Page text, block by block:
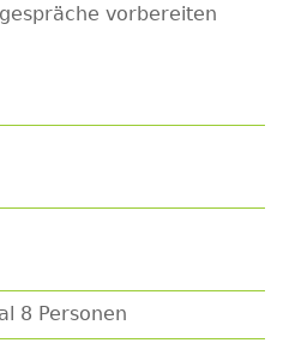
vorbereiten
8 Personen